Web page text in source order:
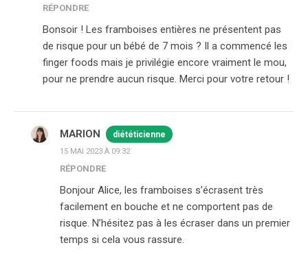
RÉPONDRE
Bonsoir ! Les framboises entières ne présentent pas
de risque pour un bébé de 7 mois ? Il a commencé les
finger foods mais je privilégie encore vraiment le mou,
pour ne prendre aucun risque. Merci pour votre retour !
MARION diététicienne
15 MAI 2023 À 09:32
RÉPONDRE
Bonjour Alice, les framboises s’écrasent très
facilement en bouche et ne comportent pas de
risque. N’hésitez pas à les écraser dans un premier
temps si cela vous rassure.